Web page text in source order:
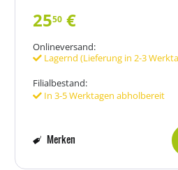
2550 €
Onlineversand:
Lagernd (Lieferung in 2-3
Filialbestand:
In 3-5 Werktagen abholbereit
Merken